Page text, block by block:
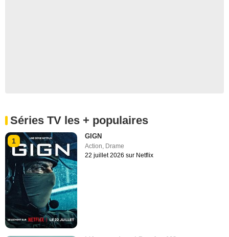
Séries TV les + populaires
1
GIGN
Action, Drame
22 juillet 2026 sur Netflix